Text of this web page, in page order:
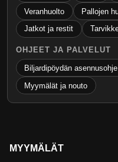
Veranhuolto
Pallojen
Jatkot ja restit
OHJEET JA PALVELUT
Biljardipöydän asennusohje
Myymälät ja nouto
MYYMÄLÄT